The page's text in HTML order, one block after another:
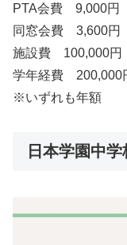
PTA会費 9,000円
同窓会費 3,600円
施設費 100,000円
学年経費 200,000
※いずれも年額
日本学園中